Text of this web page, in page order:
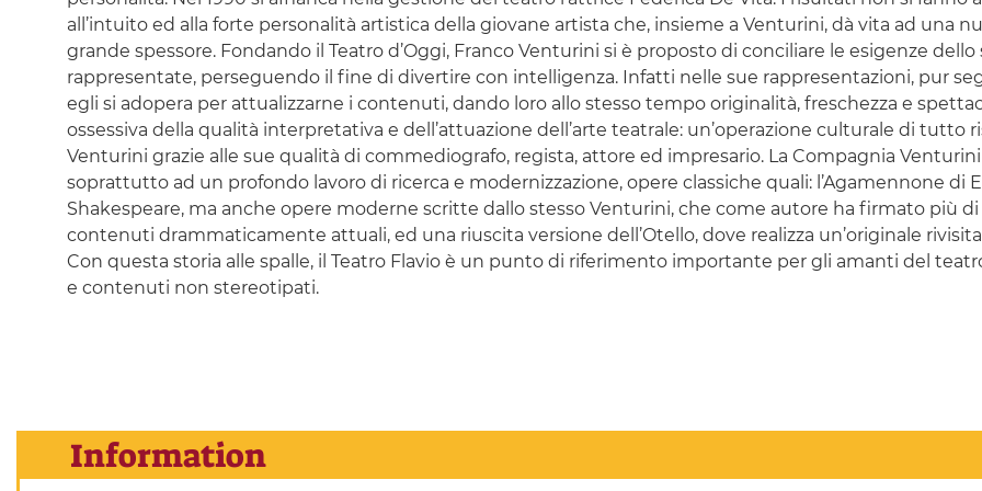
all’intuito ed alla forte personalità artistica della giovane artista che, insieme a Venturini, dà vita ad una
grande spessore. Fondando il Teatro d’Oggi, Franco Venturini si è proposto di conciliare le esigenze
rappresentate, perseguendo il fine di divertire con intelligenza. Infatti nelle sue rappresentazioni, pur
egli si adopera per attualizzarne i contenuti, dando loro allo stesso tempo originalità, freschezza e
ossessiva della qualità interpretativa e dell’attuazione dell’arte teatrale: un’operazione culturale di tutto
Venturini grazie alle sue qualità di commediografo, regista, attore ed impresario. La Compagnia
soprattutto ad un profondo lavoro di ricerca e modernizzazione, opere classiche quali: l’Agamennone di
Shakespeare, ma anche opere moderne scritte dallo stesso Venturini, che come autore ha firmato più
contenuti drammaticamente attuali, ed una riuscita versione dell’Otello, dove realizza un’originale
Con questa storia alle spalle, il Teatro Flavio è un punto di riferimento importante per gli amanti del
e contenuti non stereotipati.
Information